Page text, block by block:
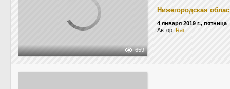
659
Нижегородская
4 января 2019 г., пятница
Автор: Rai